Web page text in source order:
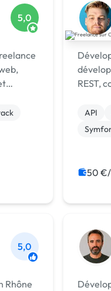
5,0
REST,
et l'IA.
API
50
5,0
Rhône